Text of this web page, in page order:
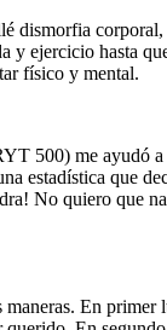
dismorfia
ejercicio hasta
físico y mental.
500) me ayudó
estadística que
No quiero que
En primer